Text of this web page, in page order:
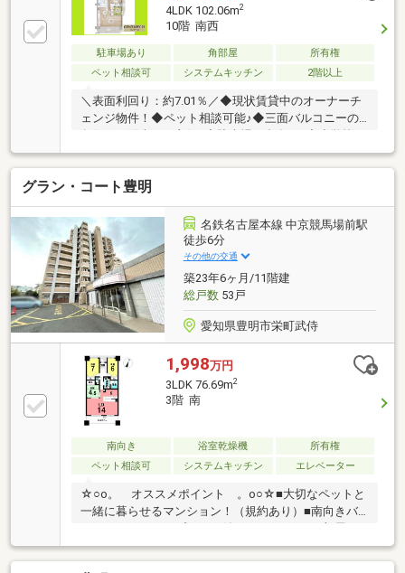
4LDK 102.06m2
10階 南西
駐車場あり 角部屋
所有権
ペット相談可
システムキッチン 2階以上
＼表面利回り：約7.01％／◆現状賃貸中のオーナーチ
ェンジ物件！◆ペット相談可能♪◆三面バルコニーの
スーパー徒歩10分圏内で周辺環境充実！●中部保育園
まで３７５ｍ●豊明市立中央小学校まで４００ｍ●豊明
市立沓掛中学校１５４０ｍ●フィールエクボスタイル
まで５８０ｍ●セブンイレブンまで２１０ｍ●DAISO 豊
明店まで２６０ｍ●大久伝内科まで３５０ｍ●ドラッグ
ストアコスモスまで２９５ｍ●豊明吉池郵便局まで２
１０ｍ●豊明市役所まで８１０ｍ●農村公園５号まで３
８５ｍ●名鉄バス「吉池郵便局」停まで２７５ｍ
グラン・コート豊明
名鉄名古屋本線 中京競馬場前駅
徒歩6分
その他の交通
築23年6ヶ月/11階建
総戸数53戸
愛知県豊明市栄町武侍
1,998万円
3LDK 76.69m2
3階 南
南向き 浴室乾燥機
所有権
ペット相談可
システムキッチン エレベーター
☆○o。 オススメポイント 。o○☆■大切なペットと
一緒に暮らせるマンション！（規約あり）■南向きバ
収納スペースあり！■名鉄名古屋本線「中京競馬場
前」駅：徒歩約6分■舘小学校：徒歩約15分（約1200